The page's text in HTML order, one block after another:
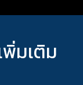
พิ่มเติม